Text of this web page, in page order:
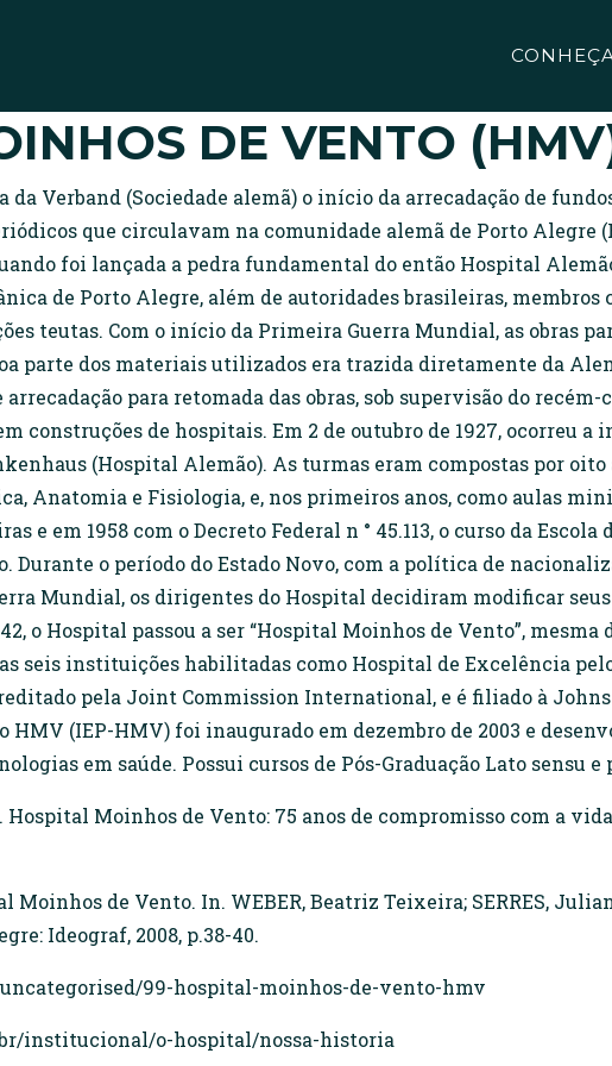
DE VENTO
da Verband (Sociedade alemã) o início da arrecadação de
que circulavam na comunidade alemã de Porto Alegre
foi lançada a pedra fundamental do então Hospital
de Porto Alegre, além de autoridades brasileiras, membros
teutas. Com o início da Primeira Guerra Mundial, as obras
parte dos materiais utilizados era trazida diretamente da
para retomada das obras, sob supervisão do
construções de hospitais. Em 2 de outubro de 1927, ocorreu a
(Hospital Alemão). As turmas eram compostas por oito
Anatomia e Fisiologia, e, nos primeiros anos, como aulas
e em 1958 com o Decreto Federal n ° 45.113, o curso da
o período do Estado Novo, com a política de
Mundial, os dirigentes do Hospital decidiram modificar
o Hospital passou a ser “Hospital Moinhos de Vento”,
seis instituições habilitadas como Hospital de Excelência
pela Joint Commission International, e é filiado à
HMV (IEP-HMV) foi inaugurado em dezembro de 2003 e
em saúde. Possui cursos de Pós-Graduação Lato sensu
Hospital Moinhos de Vento: 75 anos de compromisso com a
Moinhos de Vento. In. WEBER, Beatriz Teixeira; SERRES,
Ideograf, 2008, p.38-40.
99-hospital-moinhos-de-vento-hmv
institucional/o-hospital/nossa-historia